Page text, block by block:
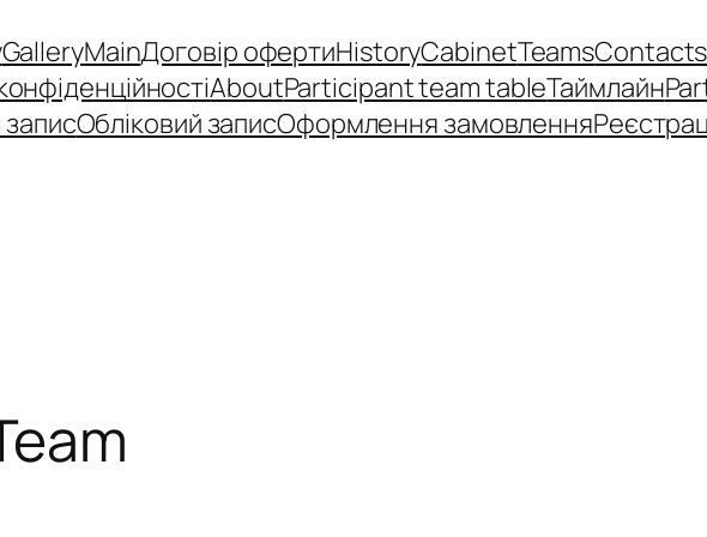
GalleryMainДоговір офертиHistoryCabinetTeamsContacts
AboutParticipant team tableТаймлайн
записОбліковий записОформлення замовлення